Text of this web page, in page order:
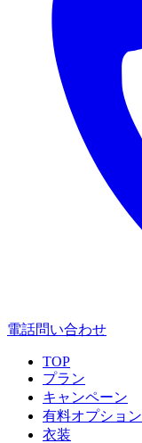
電話問い合わせ
TOP
プラン
キャンペーン
有料オプション
衣装